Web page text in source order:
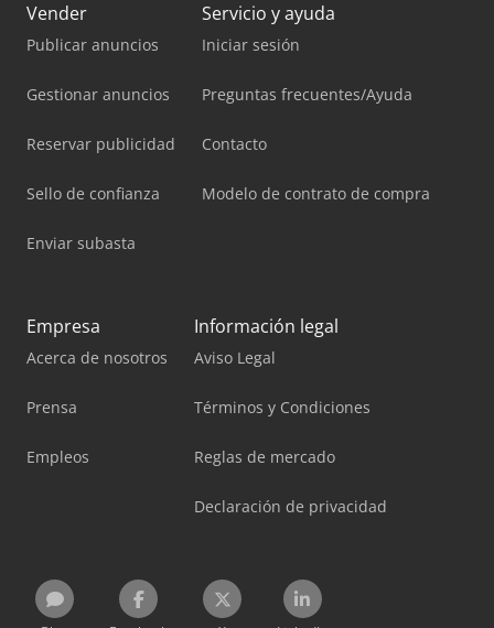
Vender
Publicar anuncios
Gestionar anuncios
Reservar publicidad
Sello de confianza
Enviar subasta
Servicio y ayuda
Iniciar sesión
Preguntas frecuentes/Ayuda
Contacto
Modelo de contrato de compra
Empresa
Acerca de nosotros
Prensa
Empleos
Información legal
Aviso Legal
Términos y Condiciones
Reglas de mercado
Declaración de privacidad